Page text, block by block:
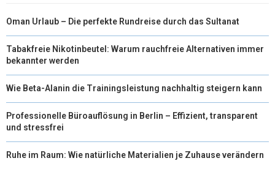
Oman Urlaub – Die perfekte Rundreise durch das Sultanat
Tabakfreie Nikotinbeutel: Warum rauchfreie Alternativen immer
bekannter werden
Wie Beta-Alanin die Trainingsleistung nachhaltig steigern kann
Professionelle Büroauflösung in Berlin – Effizient, transparent
und stressfrei
Ruhe im Raum: Wie natürliche Materialien je Zuhause verändern